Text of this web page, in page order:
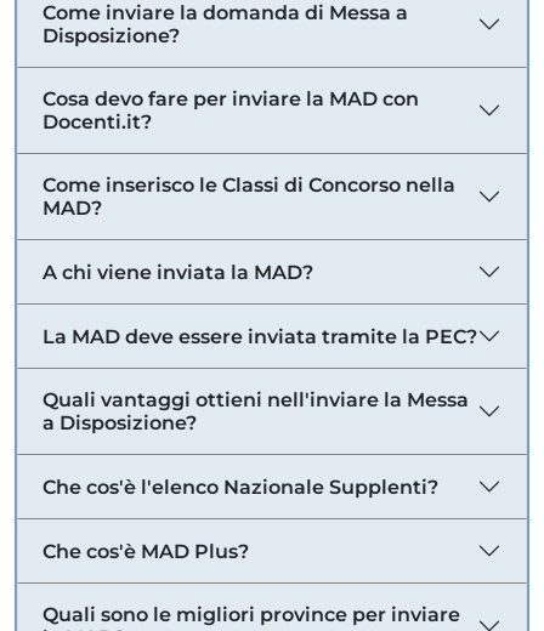
Come inviare la domanda di Messa a
Disposizione?
Cosa devo fare per inviare la MAD con
Docenti.it?
Come inserisco le Classi di Concorso nella
MAD?
A chi viene inviata la MAD?
La MAD deve essere inviata tramite la PEC?
Quali vantaggi ottieni nell'inviare la Messa
a Disposizione?
Che cos'è l'elenco Nazionale Supplenti?
Che cos'è MAD Plus?
Quali sono le migliori province per inviare